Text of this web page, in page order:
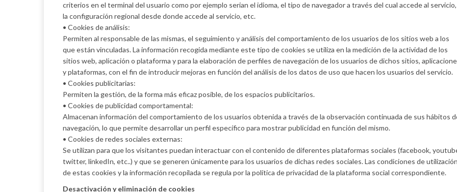
criterios en el terminal del usuario como por ejemplo serian el idioma, el tipo de navegador a través del cual accede al servicio,
la configuración regional desde donde accede al servicio, etc.
• Cookies de análisis:
Permiten al responsable de las mismas, el seguimiento y análisis del comportamiento de los usuarios de los sitios web a los
que están vinculadas. La información recogida mediante este tipo de cookies se utiliza en la medición de la actividad de los
sitios web, aplicación o plataforma y para la elaboración de perfiles de navegación de los usuarios de dichos sitios,
y plataformas, con el fin de introducir mejoras en función del análisis de los datos de uso que hacen los usuarios del servicio.
• Cookies publicitarias:
Permiten la gestión, de la forma más eficaz posible, de los espacios publicitarios.
• Cookies de publicidad comportamental:
Almacenan información del comportamiento de los usuarios obtenida a través de la observación continuada de sus hábitos
navegación, lo que permite desarrollar un perfil específico para mostrar publicidad en función del mismo.
• Cookies de redes sociales externas:
Se utilizan para que los visitantes puedan interactuar con el contenido de diferentes plataformas sociales (facebook,
twitter, linkedIn, etc..) y que se generen únicamente para los usuarios de dichas redes sociales. Las condiciones de utilización
de estas cookies y la información recopilada se regula por la política de privacidad de la plataforma social correspondiente.
Desactivación y eliminación de cookies